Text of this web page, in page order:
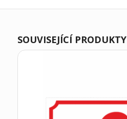
SOUVISEJÍCÍ PRODUKTY